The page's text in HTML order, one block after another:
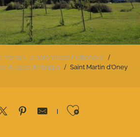
Marsan, la parenthèse inattendue
villages de l’agglo Saint Martin d’Oney
Ajouter